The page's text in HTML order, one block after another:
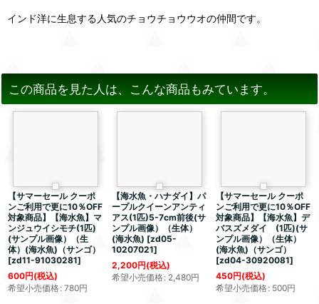
インド洋に生息する人気のチョウチョウウオの仲間です。
この商品を見た人は、こんな商品もみています。
【サマーセール クーポ
ンご利用で更に10％OFF
対象商品】【海水魚】マ
ンジュウイシモチ(1匹)
(サンプル画像）（生
体）(海水魚)（サンゴ）
[zd11-91030281]
600円(税込)
希望小売価格: 780円
【海水魚・ハナダイ】パ
ープルクイーンアンティ
アス(1匹)5-7cm前後(サ
ンプル画像）（生体）
(海水魚) [zd05-
10207021]
2,200円(税込)
希望小売価格: 2,480円
【サマーセール クーポ
ンご利用で更に10％OFF
対象商品】【海水魚】デ
バスズメダイ (1匹)(サ
ンプル画像）（生体）
(海水魚)（サンゴ）
[zd04-30920081]
450円(税込)
希望小売価格: 500円